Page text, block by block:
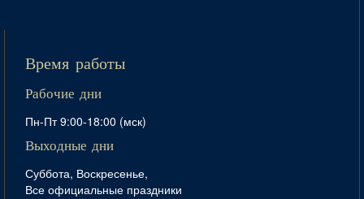
Время работы
Рабочие дни
Пн-Пт 9:00-18:00 (мск)
Выходные дни
Суббота, Воскресенье,
Все официальные праздники